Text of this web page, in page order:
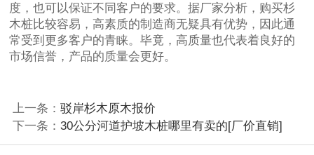
度，也可以保证不同客户的要求。据厂家分析，购买杉
木桩比较容易，高素质的制造商无疑具有优势，因此通
常受到更多客户的青睐。毕竟，高质量也代表着良好的
市场信誉，产品的质量会更好。
上一条： 驳岸杉木原木报价
下一条： 30公分河道护坡木桩哪里有卖的[厂价直销]